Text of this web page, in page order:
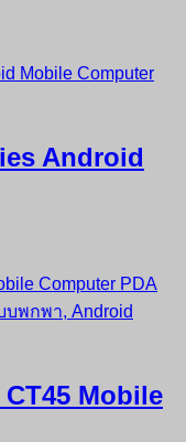
Android
Mobile